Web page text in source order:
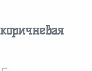
коричневая